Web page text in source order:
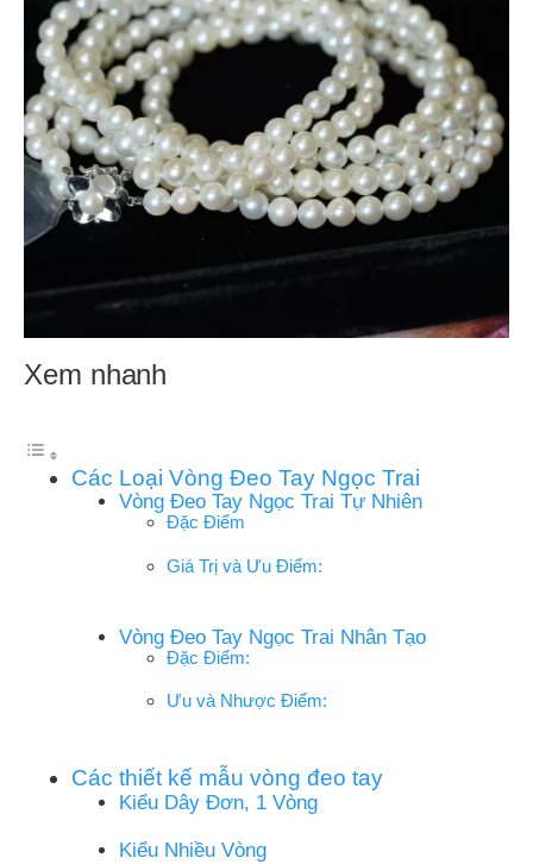
Xem nhanh
Các Loại Vòng Đeo Tay Ngọc Trai
Vòng Đeo Tay Ngọc Trai Tự Nhiên
Đặc Điểm
Giá Trị và Ưu Điểm:
Vòng Đeo Tay Ngọc Trai Nhân Tạo
Đặc Điểm:
Ưu và Nhược Điểm:
Các thiết kế mẫu vòng đeo tay
Kiểu Dây Đơn, 1 Vòng
Kiểu Nhiều Vòng